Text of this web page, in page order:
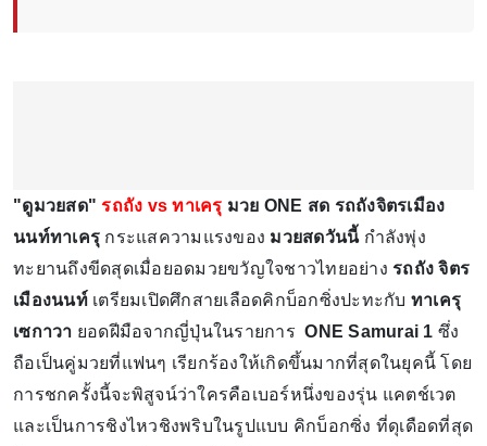
"ดูมวยสด" รถถัง vs ทาเครุ มวย ONE สด รถถังจิตรเมือง
นนท์ทาเครุ กระแสความแรงของ มวยสดวันนี้ กำลังพุ่ง
ทะยานถึงขีดสุดเมื่อยอดมวยขวัญใจชาวไทยอย่าง รถถัง จิตร
เมืองนนท์ เตรียมเปิดศึกสายเลือดคิกบ็อกซิ่งปะทะกับ ทาเครุ
เซกาวา ยอดฝีมือจากญี่ปุ่นในรายการ ONE Samurai 1 ซึ่ง
ถือเป็นคู่มวยที่แฟนๆ เรียกร้องให้เกิดขึ้นมากที่สุดในยุคนี้ โดย
การชกครั้งนี้จะพิสูจน์ว่าใครคือเบอร์หนึ่งของรุ่น แคตช์เวต
และเป็นการชิงไหวชิงพริบในรูปแบบ คิกบ็อกซิ่ง ที่ดุเดือดที่สุด